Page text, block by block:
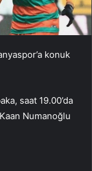
konuk
saat 19.00’da
Numanoğlu